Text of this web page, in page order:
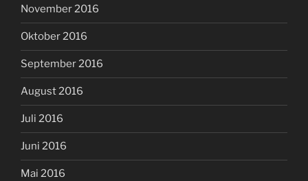
November 2016
Oktober 2016
September 2016
August 2016
Juli 2016
Juni 2016
Mai 2016